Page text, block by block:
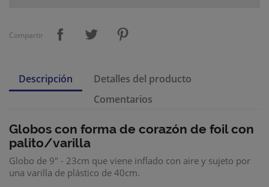
Compartir
Descripción
Detalles del producto
Comentarios
Globos con forma de corazón de foil con
palito/varilla
Globo de 9" - 23cm que viene inflado con aire y sujeto por
una varilla de plástico de 40cm.